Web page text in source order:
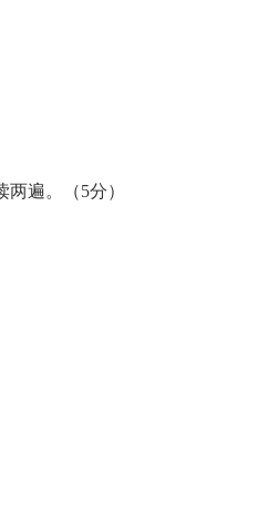
遍。（5分）